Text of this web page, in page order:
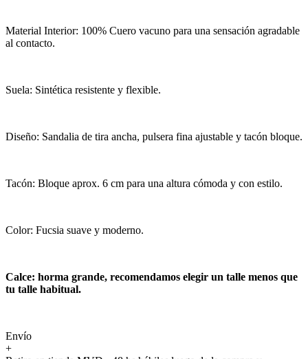
Material Interior: 100% Cuero vacuno para una sensación agradable
al contacto.
Suela: Sintética resistente y flexible.
Diseño: Sandalia de tira ancha, pulsera fina ajustable y tacón bloque.
Tacón: Bloque aprox. 6 cm para una altura cómoda y con estilo.
Color: Fucsia suave y moderno.
Calce: horma grande, recomendamos elegir un talle menos que
tu talle habitual.
Envío
+